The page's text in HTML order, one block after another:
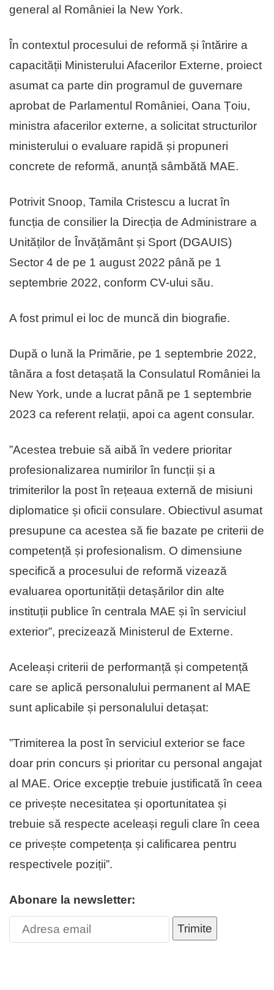
general al României la New York.
În contextul procesului de reformă și întărire a
capacității Ministerului Afacerilor Externe, proiect
asumat ca parte din programul de guvernare
aprobat de Parlamentul României, Oana Țoiu,
ministra afacerilor externe, a solicitat structurilor
ministerului o evaluare rapidă și propuneri
concrete de reformă, anunță sâmbătă MAE.
Potrivit Snoop, Tamila Cristescu a lucrat în
funcția de consilier la Direcția de Administrare a
Unităților de Învățământ și Sport (DGAUIS)
Sector 4 de pe 1 august 2022 până pe 1
septembrie 2022, conform CV-ului său.
A fost primul ei loc de muncă din biografie.
După o lună la Primărie, pe 1 septembrie 2022,
tânăra a fost detașată la Consulatul României la
New York, unde a lucrat până pe 1 septembrie
2023 ca referent relații, apoi ca agent consular.
”Acestea trebuie să aibă în vedere prioritar
profesionalizarea numirilor în funcții și a
trimiterilor la post în rețeaua externă de misiuni
diplomatice și oficii consulare. Obiectivul asumat
presupune ca acestea să fie bazate pe criterii de
competență și profesionalism. O dimensiune
specifică a procesului de reformă vizează
evaluarea oportunității detașărilor din alte
instituții publice în centrala MAE și în serviciul
exterior”, precizează Ministerul de Externe.
Aceleași criterii de performanță și competență
care se aplică personalului permanent al MAE
sunt aplicabile și personalului detașat:
”Trimiterea la post în serviciul exterior se face
doar prin concurs și prioritar cu personal angajat
al MAE. Orice excepție trebuie justificată în ceea
ce privește necesitatea și oportunitatea și
trebuie să respecte aceleași reguli clare în ceea
ce privește competența și calificarea pentru
respectivele poziții”.
Abonare la newsletter:
Trimite